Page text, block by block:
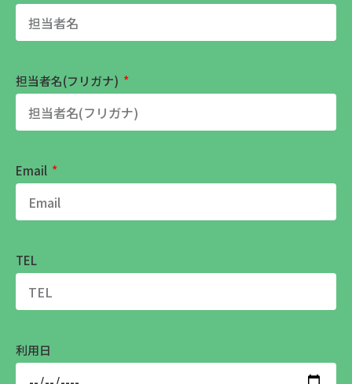
担当者名(フリガナ)
Email
TEL
利用日